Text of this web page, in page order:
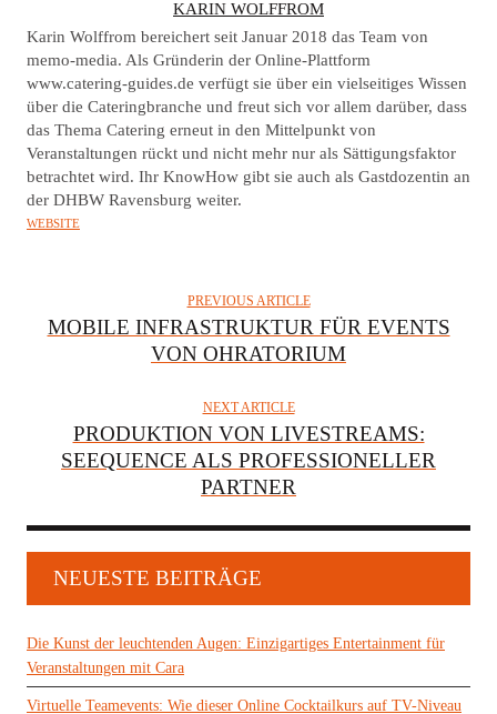
U
T
H
O
R
KARIN WOLFFROM
Karin Wolffrom bereichert seit Januar 2018 das Team von
memo-media. Als Gründerin der Online-Plattform
www.catering-guides.de verfügt sie über ein vielseitiges Wissen
über die Cateringbranche und freut sich vor allem darüber, dass
das Thema Catering erneut in den Mittelpunkt von
Veranstaltungen rückt und nicht mehr nur als Sättigungsfaktor
betrachtet wird. Ihr KnowHow gibt sie auch als Gastdozentin an
der DHBW Ravensburg weiter.
WEBSITE
PREVIOUS ARTICLE
MOBILE INFRASTRUKTUR FÜR EVENTS
VON OHRATORIUM
NEXT ARTICLE
PRODUKTION VON LIVESTREAMS:
SEEQUENCE ALS PROFESSIONELLER
PARTNER
NEUESTE BEITRÄGE
Die Kunst der leuchtenden Augen: Einzigartiges Entertainment für
Veranstaltungen mit Cara
Virtuelle Teamevents: Wie dieser Online Cocktailkurs auf TV-Niveau